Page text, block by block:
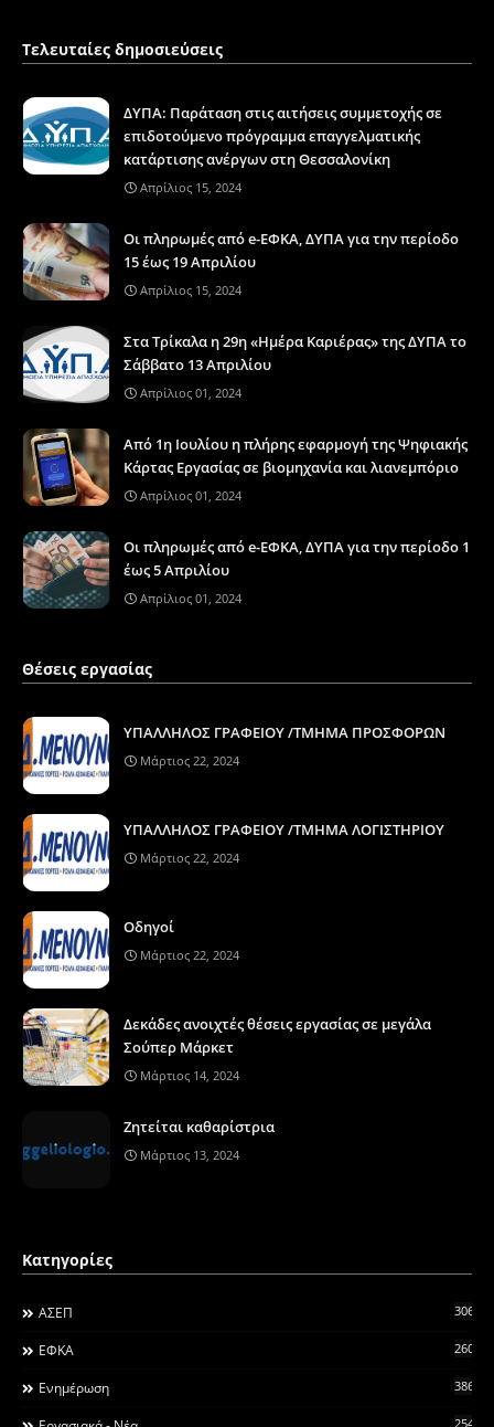
Τελευταίες δημοσιεύσεις
ΔΥΠΑ: Παράταση στις αιτήσεις συμμετοχής σε
επιδοτούμενο πρόγραμμα επαγγελματικής
κατάρτισης ανέργων στη Θεσσαλονίκη
Απρίλιος 15, 2024
Οι πληρωμές από e-ΕΦΚΑ, ΔΥΠΑ για την περίοδο
15 έως 19 Απριλίου
Απρίλιος 15, 2024
Στα Τρίκαλα η 29η «Ημέρα Καριέρας» της ΔΥΠΑ το
Σάββατο 13 Απριλίου
Απρίλιος 01, 2024
Από 1η Ιουλίου η πλήρης εφαρμογή της Ψηφιακής
Κάρτας Εργασίας σε βιομηχανία και λιανεμπόριο
Απρίλιος 01, 2024
Οι πληρωμές από e-ΕΦΚΑ, ΔΥΠΑ για την περίοδο 1
έως 5 Απριλίου
Απρίλιος 01, 2024
Θέσεις εργασίας
ΥΠΑΛΛΗΛΟΣ ΓΡΑΦΕΙΟΥ /ΤΜΗΜΑ ΠΡΟΣΦΟΡΩΝ
Μάρτιος 22, 2024
ΥΠΑΛΛΗΛΟΣ ΓΡΑΦΕΙΟΥ /ΤΜΗΜΑ ΛΟΓΙΣΤΗΡΙΟΥ
Μάρτιος 22, 2024
Οδηγοί
Μάρτιος 22, 2024
Δεκάδες ανοιχτές θέσεις εργασίας σε μεγάλα
Σούπερ Μάρκετ
Μάρτιος 14, 2024
Ζητείται καθαρίστρια
Μάρτιος 13, 2024
Κατηγορίες
ΑΣΕΠ 306
ΕΦΚΑ 260
Ενημέρωση 3868
2546